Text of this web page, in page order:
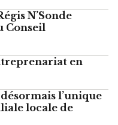
N’Sonde
Conseil
en
l’unique
locale de